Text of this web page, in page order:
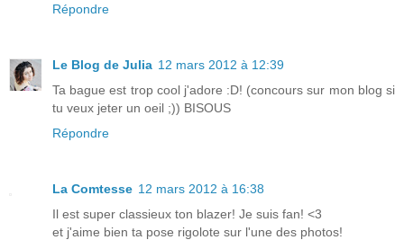
Répondre
Le Blog de Julia 12 mars 2012 à 12:39
Ta bague est trop cool j'adore :D! (concours sur mon blog si
tu veux jeter un oeil ;)) BISOUS
Répondre
La Comtesse 12 mars 2012 à 16:38
Il est super classieux ton blazer! Je suis fan! <3
et j'aime bien ta pose rigolote sur l'une des photos!